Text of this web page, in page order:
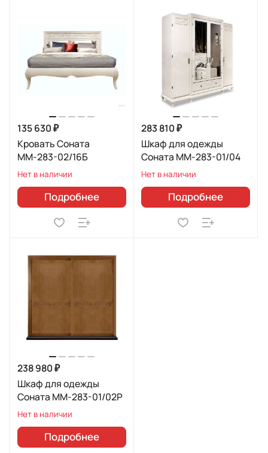
135 630 ₽
Кровать Соната
ММ-283-02/16Б
Нет в наличии
Подробнее
283 810 ₽
Шкаф для одежды
Соната ММ-283-01/04
Нет в наличии
Подробнее
238 980 ₽
Шкаф для одежды
Соната ММ-283-01/02Р
Нет в наличии
Подробнее